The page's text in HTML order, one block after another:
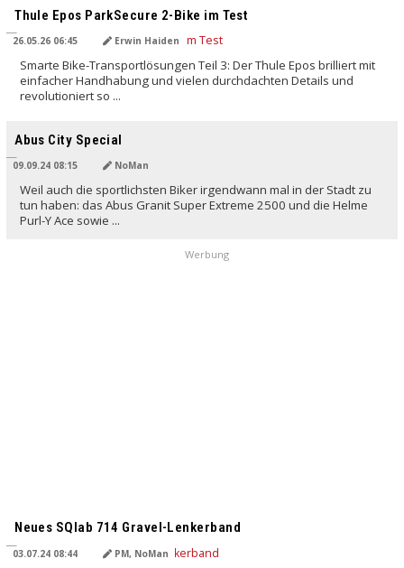
Thule Epos ParkSecure 2-Bike im Test
26.05.26 06:45 Erwin Haiden
Smarte Bike-Transportlösungen Teil 3: Der Thule Epos brilliert mit
einfacher Handhabung und vielen durchdachten Details und
revolutioniert so ...
Abus City Special
09.09.24 08:15 NoMan
Weil auch die sportlichsten Biker irgendwann mal in der Stadt zu
tun haben: das Abus Granit Super Extreme 2500 und die Helme
Purl-Y Ace sowie ...
Werbung
Neues SQlab 714 Gravel-Lenkerband
03.07.24 08:44 PM, NoMan